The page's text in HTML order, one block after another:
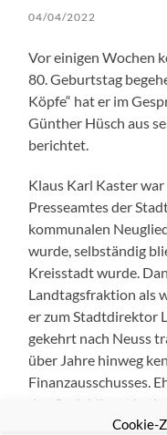
Cookie-
04/04/2022
Vor einigen Wochen
80. Geburtstag
Köpfe“ hat er im
Günther Hüsch aus
berichtet.
Klaus Karl Kaster
Presseamtes der
kommunalen
wurde, selbständig
Kreisstadt wurde.
Landtagsfraktion als
er zum Stadtdirektor
gekehrt nach Neuss
über Jahre hinweg
Finanzausschusses.
den Sozialdienst
geschäftsführendes